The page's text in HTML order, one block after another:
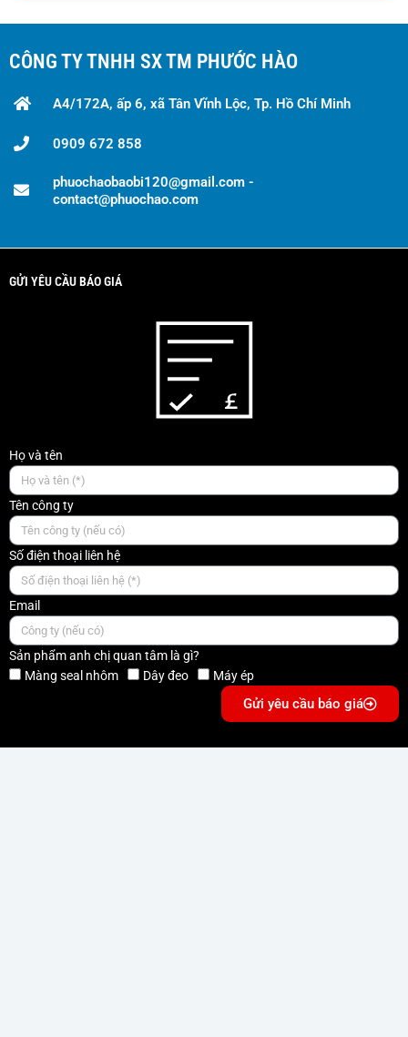
CÔNG TY TNHH SX TM PHƯỚC HÀO
A4/172A, ấp 6, xã Tân Vĩnh Lộc, Tp. Hồ Chí Minh
0909 672 858
phuochaobaobi120@gmail.com -
contact@phuochao.com
GỬI YÊU CẦU BÁO GIÁ
Họ và tên
Tên công ty
Số điện thoại liên hệ
Email
Sản phẩm anh chị quan tâm là gì?
Màng seal nhôm
Dây đeo Máy ép
Gửi yêu cầu báo giá